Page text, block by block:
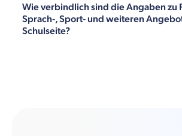
Wie verbindlich sind die Angaben zu
Sprach-, Sport- und weiteren
Schulseite?